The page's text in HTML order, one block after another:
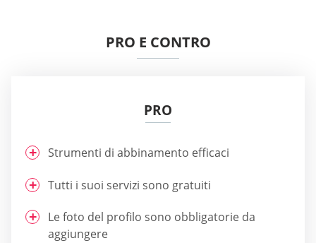
PRO E CONTRO
PRO
Strumenti di abbinamento efficaci
Tutti i suoi servizi sono gratuiti
Le foto del profilo sono obbligatorie da
aggiungere